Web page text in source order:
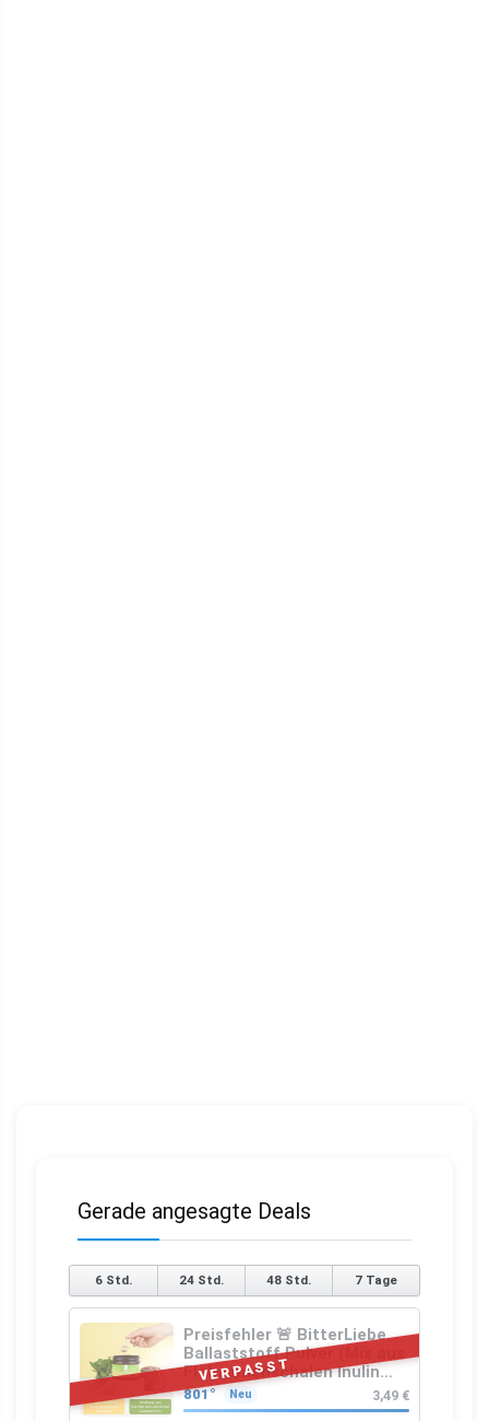
Gerade angesagte Deals
6 Std. 24 Std. 48 Std. 7 Tage
VERPASST
Preisfehler 🚨 BitterLiebe
Ballaststoff Pulver (Mix aus
Flohsamenschalen Inulin
(Präbiotika) Leinsamen &
Apfelfaser)
801° Neu 3,49 €